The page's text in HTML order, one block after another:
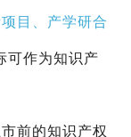
目、产学研合
作为知识产
前的知识产权